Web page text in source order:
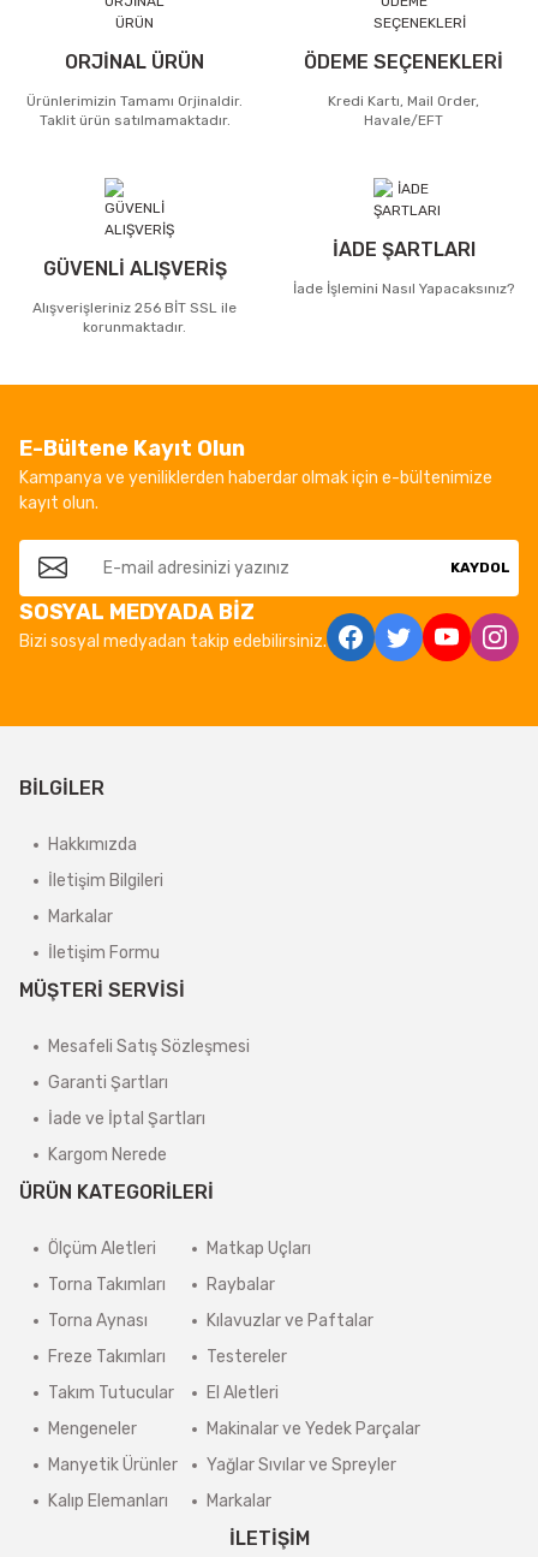
ORJİNAL ÜRÜN
Ürünlerimizin Tamamı Orjinaldir.
Taklit ürün satılmamaktadır.
ÖDEME SEÇENEKLERİ
Kredi Kartı, Mail Order,
Havale/EFT
GÜVENLİ ALIŞVERİŞ
Alışverişleriniz 256 BİT SSL ile
korunmaktadır.
İADE ŞARTLARI
İade İşlemini Nasıl Yapacaksınız?
E-Bültene Kayıt Olun
Kampanya ve yeniliklerden haberdar olmak için e-bültenimize
kayıt olun.
KAYDOL
SOSYAL MEDYADA BİZ
Bizi sosyal medyadan takip edebilirsiniz.
BİLGİLER
Hakkımızda
İletişim Bilgileri
Markalar
İletişim Formu
MÜŞTERİ SERVİSİ
Mesafeli Satış Sözleşmesi
Garanti Şartları
İade ve İptal Şartları
Kargom Nerede
ÜRÜN KATEGORİLERİ
Ölçüm Aletleri
Torna Takımları
Torna Aynası
Freze Takımları
Takım Tutucular
Mengeneler
Manyetik Ürünler
Kalıp Elemanları
Matkap Uçları
Raybalar
Kılavuzlar ve Paftalar
Testereler
El Aletleri
Makinalar ve Yedek Parçalar
Yağlar Sıvılar ve Spreyler
Markalar
İLETİŞİM